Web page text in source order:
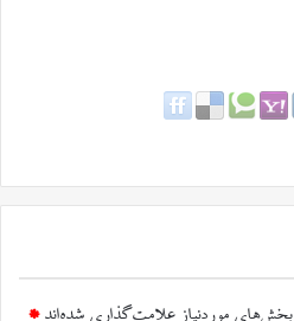
بخش‌های موردنیاز علامت‌گذاری شده‌اند *